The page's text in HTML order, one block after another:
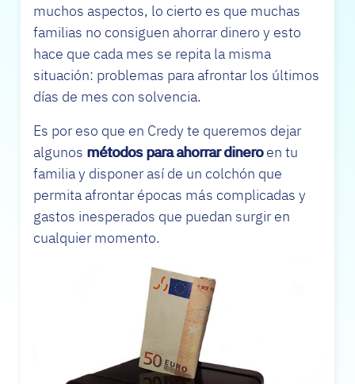
muchos aspectos, lo cierto es que muchas
familias no consiguen ahorrar dinero y esto
hace que cada mes se repita la misma
situación: problemas para afrontar los últimos
días de mes con solvencia.
Es por eso que en Credy te queremos dejar
algunos métodos para ahorrar dineroen tu
familia y disponer así de un colchón que
permita afrontar épocas más complicadas y
gastos inesperados que puedan surgir en
cualquier momento.